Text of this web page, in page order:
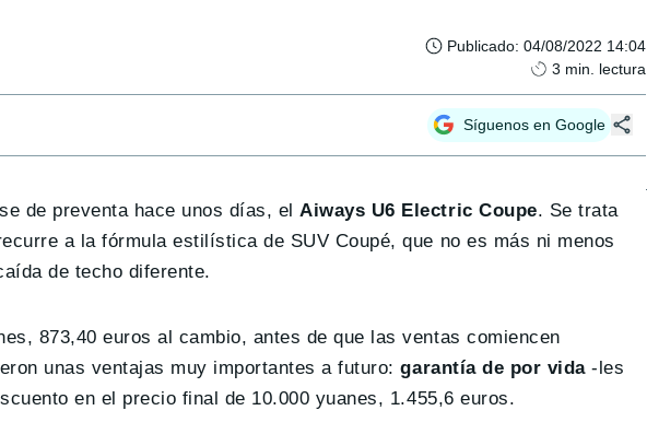
Publicado: 04/08/2022 14:04
3 min. lectura
Síguenos en Google
de preventa hace unos días, elAiways U6 Electric Coupe. Se trata
a la fórmula estilística de SUV Coupé, que no es más ni menos
de techo diferente.
873,40 euros al cambio, antes de que las ventas comiencen
unas ventajas muy importantes a futuro:garantía de por vida-les
en el precio final de 10.000 yuanes, 1.455,6 euros.